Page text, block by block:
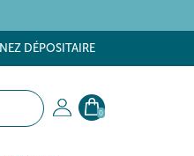
DÉPOSITAIRE
0